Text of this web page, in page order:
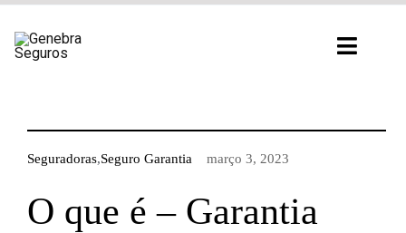
para
Seguradoras,Seguro Garantia março 3, 2023
O que é – Garantia